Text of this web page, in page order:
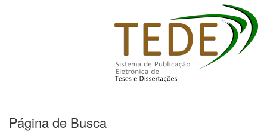
Página de Busca